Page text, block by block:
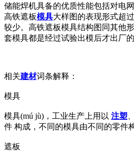
储能焊机具备的优质性能包括对电
高铁遮板模具大样图的表现形式超
较少。高铁遮板模具结构图同其他
套模具都是经过试验出模后才出厂
相关建材词条解释：
模具
模具(mú jù)，工业生产上用以 注塑
件 构成，不同的模具由不同的零件
遮板